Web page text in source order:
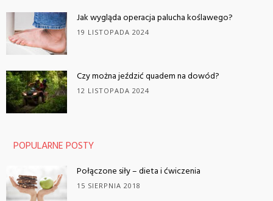
Jak wygląda operacja palucha koślawego?
19 LISTOPADA 2024
Czy można jeździć quadem na dowód?
12 LISTOPADA 2024
POPULARNE POSTY
Połączone siły – dieta i ćwiczenia
15 SIERPNIA 2018